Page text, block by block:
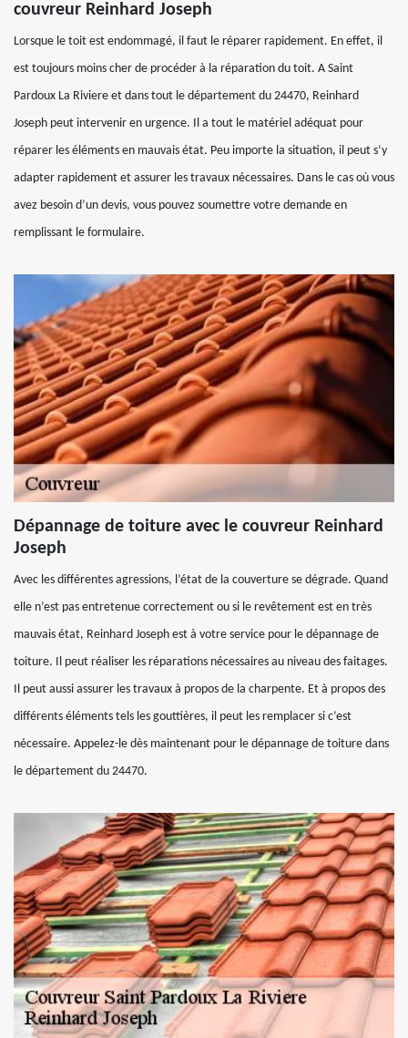
couvreur Reinhard Joseph
Lorsque le toit est endommagé, il faut le réparer rapidement. En effet, il
est toujours moins cher de procéder à la réparation du toit. A Saint
Pardoux La Riviere et dans tout le département du 24470, Reinhard
Joseph peut intervenir en urgence. Il a tout le matériel adéquat pour
réparer les éléments en mauvais état. Peu importe la situation, il peut s’y
adapter rapidement et assurer les travaux nécessaires. Dans le cas où vous
avez besoin d’un devis, vous pouvez soumettre votre demande en
remplissant le formulaire.
Dépannage de toiture avec le couvreur Reinhard
Joseph
Avec les différentes agressions, l’état de la couverture se dégrade. Quand
elle n’est pas entretenue correctement ou si le revêtement est en très
mauvais état, Reinhard Joseph est à votre service pour le dépannage de
toiture. Il peut réaliser les réparations nécessaires au niveau des faitages.
Il peut aussi assurer les travaux à propos de la charpente. Et à propos des
différents éléments tels les gouttières, il peut les remplacer si c’est
nécessaire. Appelez-le dès maintenant pour le dépannage de toiture dans
le département du 24470.